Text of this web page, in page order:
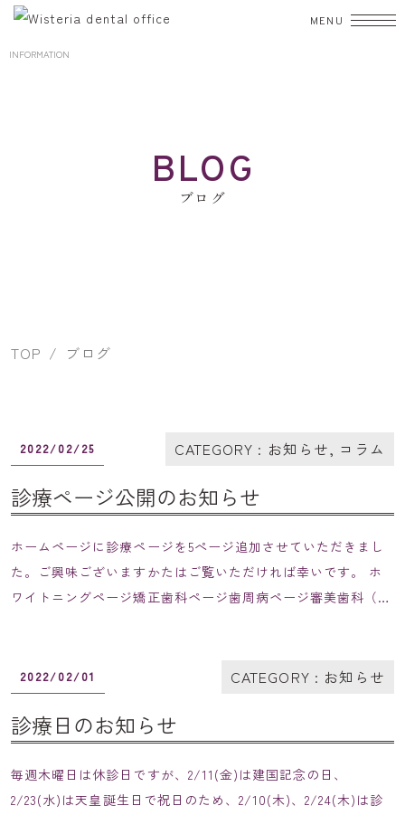
院内紹介
お知らせ
コラム
086-441-7500
INFORMATION
BLOG
ブログ
TOP ブログ
2022/02/25 CATEGORY : お知らせ, コラム
診療ページ公開のお知らせ
ホームページに診療ページを5ぺージ追加させていただきまし
た。ご興味ございますかたはご覧いただければ幸いです。 ホ
ワイトニングページ矯正歯科ページ歯周病ページ審美歯科（セ
2022/02/01 CATEGORY : お知らせ
診療日のお知らせ
毎週木曜日は休診日ですが、2/11(金)は建国記念の日、
2/23(水)は天皇誕生日で祝日のため、2/10(木)、2/24(木)は診